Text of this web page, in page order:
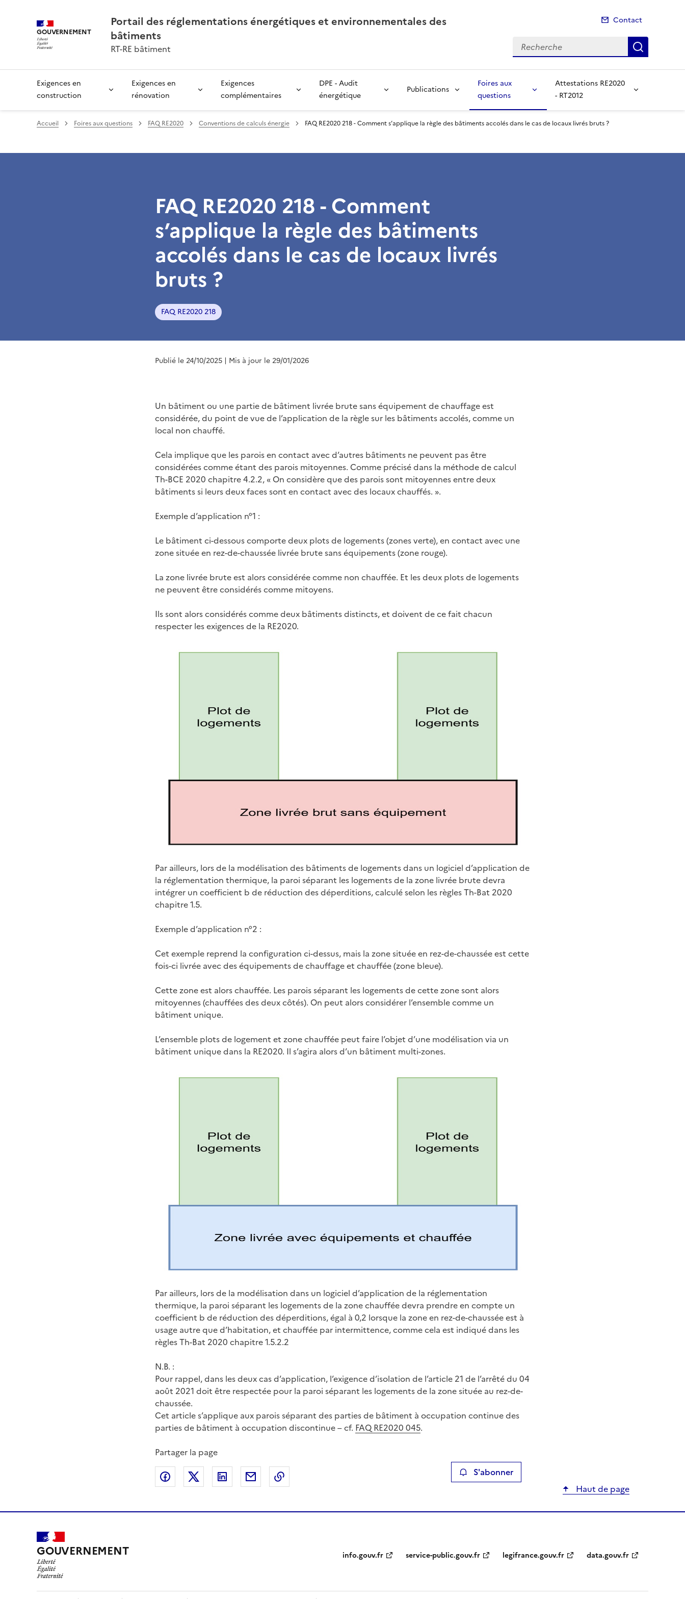
GOUVERNEMENT
Portail des réglementations énergétiques et environnementales des
bâtiments
RT-RE bâtiment
Contact
Recherche
Exigences en
construction
Exigences en
rénovation
Exigences
complémentaires
DPE - Audit
énergétique
Publications
Foires aux
questions
Attestations RE2020
- RT2012
Accueil Foires aux questions FAQ RE2020 Conventions de calculs énergie FAQ RE2020 218 - Comment s’applique la règle des bâtiments accolés dans le cas de locaux livrés bruts ?
FAQ RE2020 218 - Comment
s’applique la règle des bâtiments
accolés dans le cas de locaux livrés
bruts ?
FAQ RE2020 218
Publié le 24/10/2025 | Mis à jour le 29/01/2026
Un bâtiment ou une partie de bâtiment livrée brute sans équipement de chauffage est
considérée, du point de vue de l’application de la règle sur les bâtiments accolés, comme un
local non chauffé.
Cela implique que les parois en contact avec d’autres bâtiments ne peuvent pas être
considérées comme étant des parois mitoyennes. Comme précisé dans la méthode de calcul
Th-BCE 2020 chapitre 4.2.2, « On considère que des parois sont mitoyennes entre deux
bâtiments si leurs deux faces sont en contact avec des locaux chauffés. ».
Exemple d’application n°1 :
Le bâtiment ci-dessous comporte deux plots de logements (zones verte), en contact avec une
zone située en rez-de-chaussée livrée brute sans équipements (zone rouge).
La zone livrée brute est alors considérée comme non chauffée. Et les deux plots de logements
ne peuvent être considérés comme mitoyens.
Ils sont alors considérés comme deux bâtiments distincts, et doivent de ce fait chacun
respecter les exigences de la RE2020.
Par ailleurs, lors de la modélisation des bâtiments de logements dans un logiciel d’application de
la réglementation thermique, la paroi séparant les logements de la zone livrée brute devra
intégrer un coefficient b de réduction des déperditions, calculé selon les règles Th-Bat 2020
chapitre 1.5.
Exemple d’application n°2 :
Cet exemple reprend la configuration ci-dessus, mais la zone située en rez-de-chaussée est cette
fois-ci livrée avec des équipements de chauffage et chauffée (zone bleue).
Cette zone est alors chauffée. Les parois séparant les logements de cette zone sont alors
mitoyennes (chauffées des deux côtés). On peut alors considérer l’ensemble comme un
bâtiment unique.
L’ensemble plots de logement et zone chauffée peut faire l’objet d’une modélisation via un
bâtiment unique dans la RE2020. Il s’agira alors d’un bâtiment multi-zones.
Par ailleurs, lors de la modélisation dans un logiciel d’application de la réglementation
thermique, la paroi séparant les logements de la zone chauffée devra prendre en compte un
coefficient b de réduction des déperditions, égal à 0,2 lorsque la zone en rez-de-chaussée est à
usage autre que d’habitation, et chauffée par intermittence, comme cela est indiqué dans les
règles Th-Bat 2020 chapitre 1.5.2.2
N.B. :
Pour rappel, dans les deux cas d’application, l’exigence d’isolation de l’article 21 de l’arrêté du 04
août 2021 doit être respectée pour la paroi séparant les logements de la zone située au rez-de-
chaussée.
Cet article s’applique aux parois séparant des parties de bâtiment à occupation continue des
parties de bâtiment à occupation discontinue – cf. FAQ RE2020 045.
Partager la page
Partager sur Facebook
Partager sur XPartager sur LinkedIn
Partager par emailCopier le lien de la page dans le presse-papier S'abonner
Haut de page
GOUVERNEMENT info.gouv.fr service-public.gouv.fr legifrance.gouv.fr data.gouv.fr